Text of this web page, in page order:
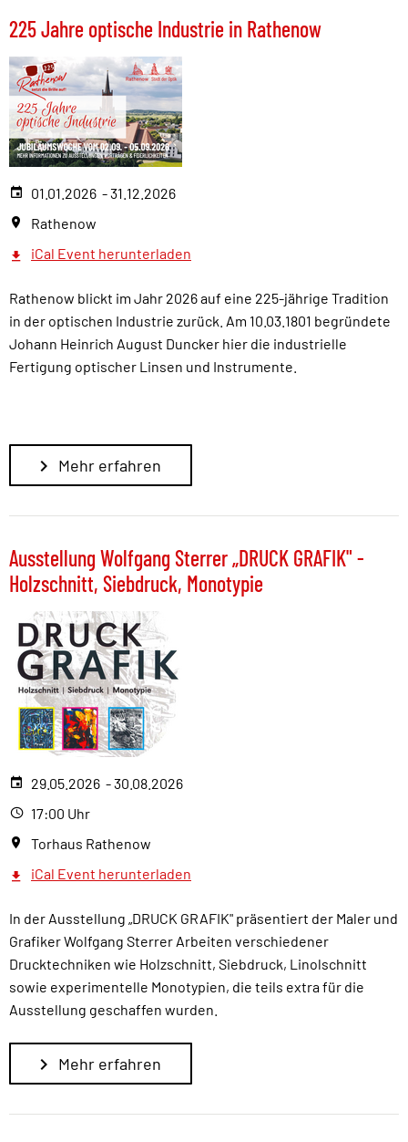
225 Jahre optische Industrie in Rathenow
01.01.2026 - 31.12.2026
Rathenow
iCal Event herunterladen
Rathenow blickt im Jahr 2026 auf eine 225-jährige Tradition
in der optischen Industrie zurück. Am 10.03.1801 begründete
Johann Heinrich August Duncker hier die industrielle
Fertigung optischer Linsen und Instrumente.
Mehr erfahren
Ausstellung Wolfgang Sterrer „DRUCK GRAFIK" -
Holzschnitt, Siebdruck, Monotypie
29.05.2026 - 30.08.2026
17:00 Uhr
Torhaus Rathenow
iCal Event herunterladen
In der Ausstellung „DRUCK GRAFIK" präsentiert der Maler und
Grafiker Wolfgang Sterrer Arbeiten verschiedener
Drucktechniken wie Holzschnitt, Siebdruck, Linol­schnitt
sowie experimentelle Monotypien, die teils extra für die
Ausstellung geschaffen wurden.
Mehr erfahren